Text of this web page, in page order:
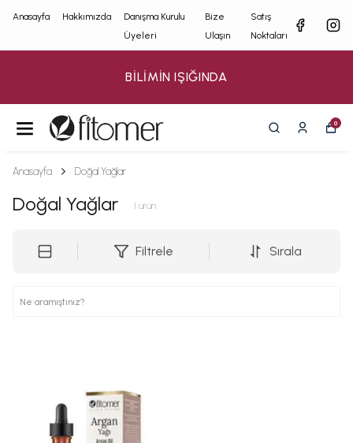
Anasayfa Hakkımızda
Danışma Kurulu
Üyeleri
Bize
Ulaşın
Satış
Noktaları
BİLİMİN IŞIĞINDA
0
Anasayfa Doğal Yağlar
Doğal Yağlar 1 ürün
Filtrele Sırala